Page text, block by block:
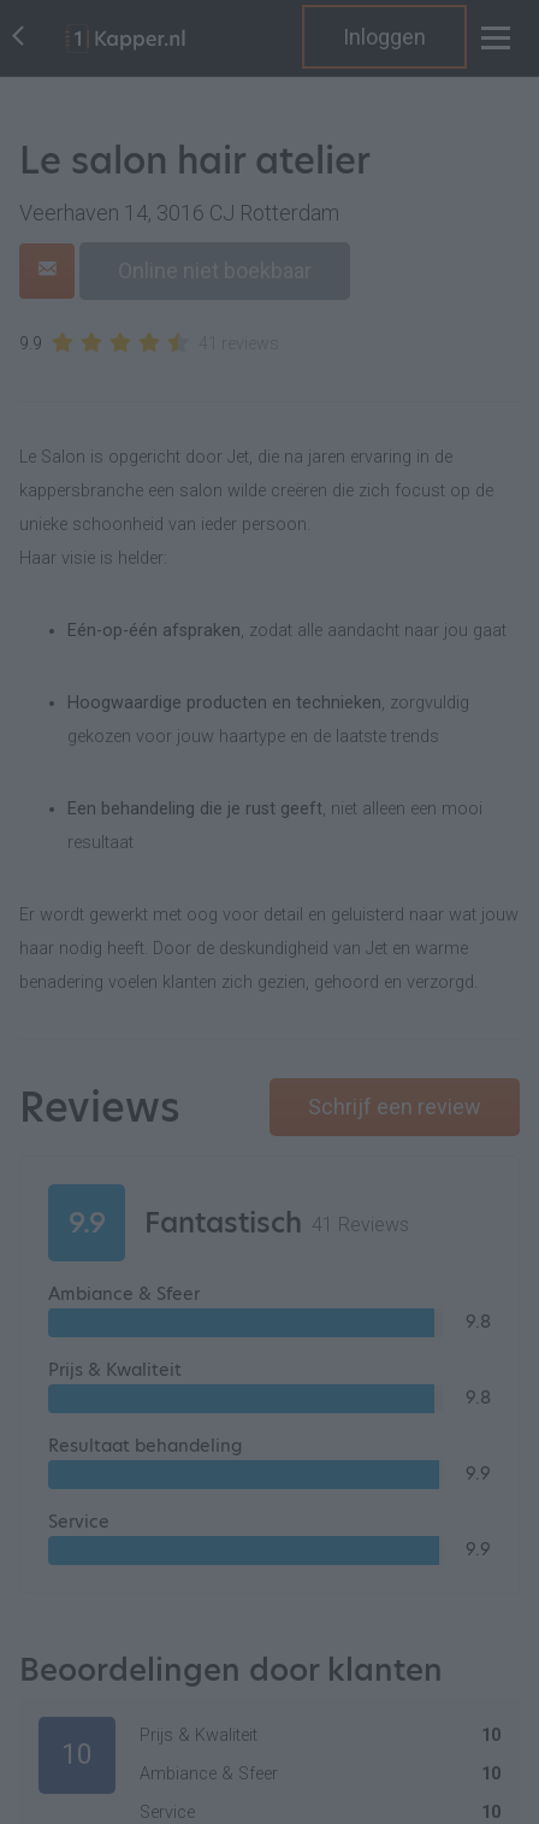
Inloggen
Le salon hair atelier
Veerhaven 14, 3016 CJ Rotterdam
9.9
Le Salon is opgericht door Jet, die na jaren ervaring in de
kappersbranche een salon wilde creëren die zich focust op de
unieke schoonheid van ieder persoon.
Haar visie is helder:
Eén-op-één afspraken, zodat alle aandacht naar jou gaat
Hoogwaardige producten en technieken, zorgvuldig
gekozen voor jouw haartype en de laatste trends
Een behandeling die je rust geeft, niet alleen een mooi
resultaat
Er wordt gewerkt met oog voor detail en geluisterd naar wat jouw
haar nodig heeft. Door de deskundigheid van Jet en warme
benadering voelen klanten zich gezien, gehoord en verzorgd.
Reviews Schrijf een review
9.9 Fantastisch 41 Reviews
Ambiance & Sfeer
9.8
Prijs & Kwaliteit
9.8
Resultaat behandeling
9.9
Service
9.9
Beoordelingen door klanten
10
Prijs & Kwaliteit
10
Ambiance & Sfeer
10
Service
10